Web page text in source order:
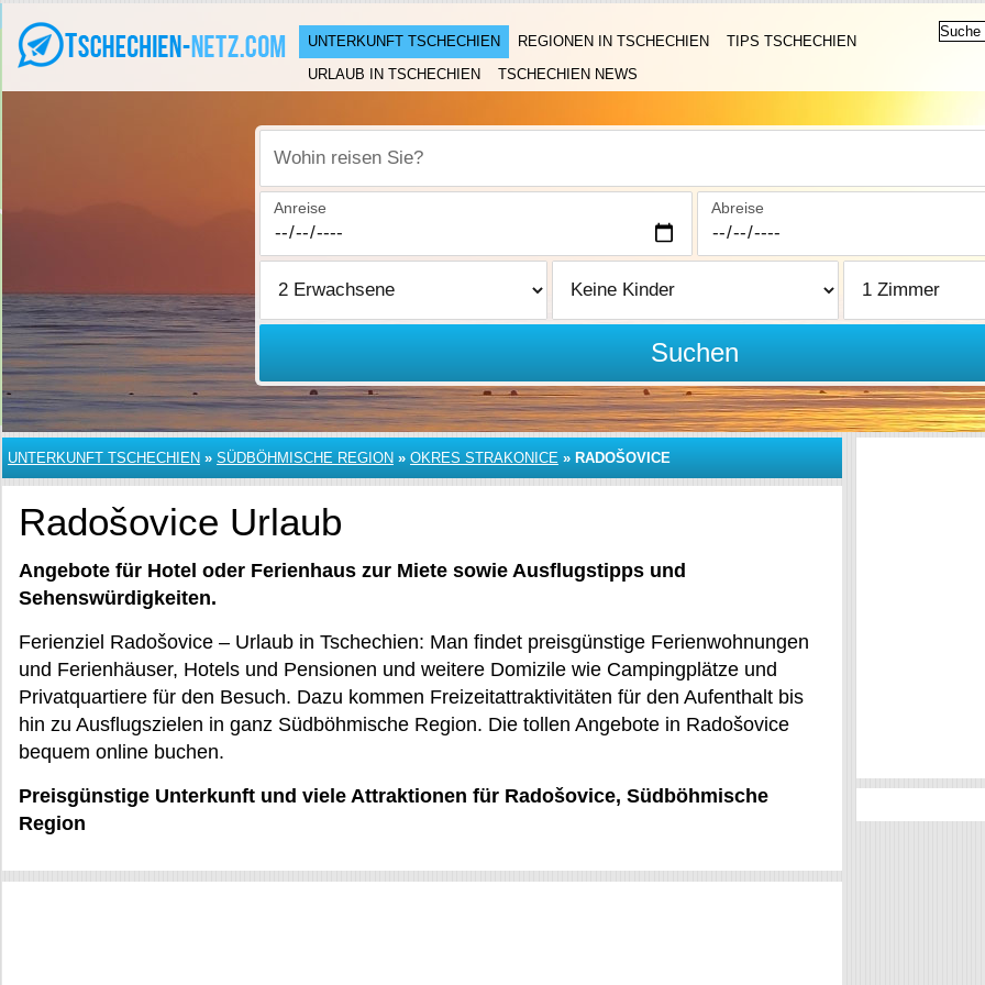
UNTERKUNFT TSCHECHIEN REGIONEN IN TSCHECHIEN
TIPS TSCHECHIEN
URLAUB IN TSCHECHIEN
TSCHECHIEN NEWS
Wohin reisen Sie?
Anreise Abreise
Suchen
UNTERKUNFT TSCHECHIEN » SÜDBÖHMISCHE REGION » OKRES STRAKONICE » RADOŠOVICE
Radošovice Urlaub
Angebote für Hotel oder Ferienhaus zur Miete sowie Ausflugstipps und
Sehenswürdigkeiten.
Ferienziel Radošovice – Urlaub in Tschechien: Man findet preisgünstige Ferienwohnungen
und Ferienhäuser, Hotels und Pensionen und weitere Domizile wie Campingplätze und
Privatquartiere für den Besuch. Dazu kommen Freizeitattraktivitäten für den Aufenthalt bis
hin zu Ausflugszielen in ganz Südböhmische Region. Die tollen Angebote in Radošovice
bequem online buchen.
Preisgünstige Unterkunft und viele Attraktionen für Radošovice, Südböhmische
Region